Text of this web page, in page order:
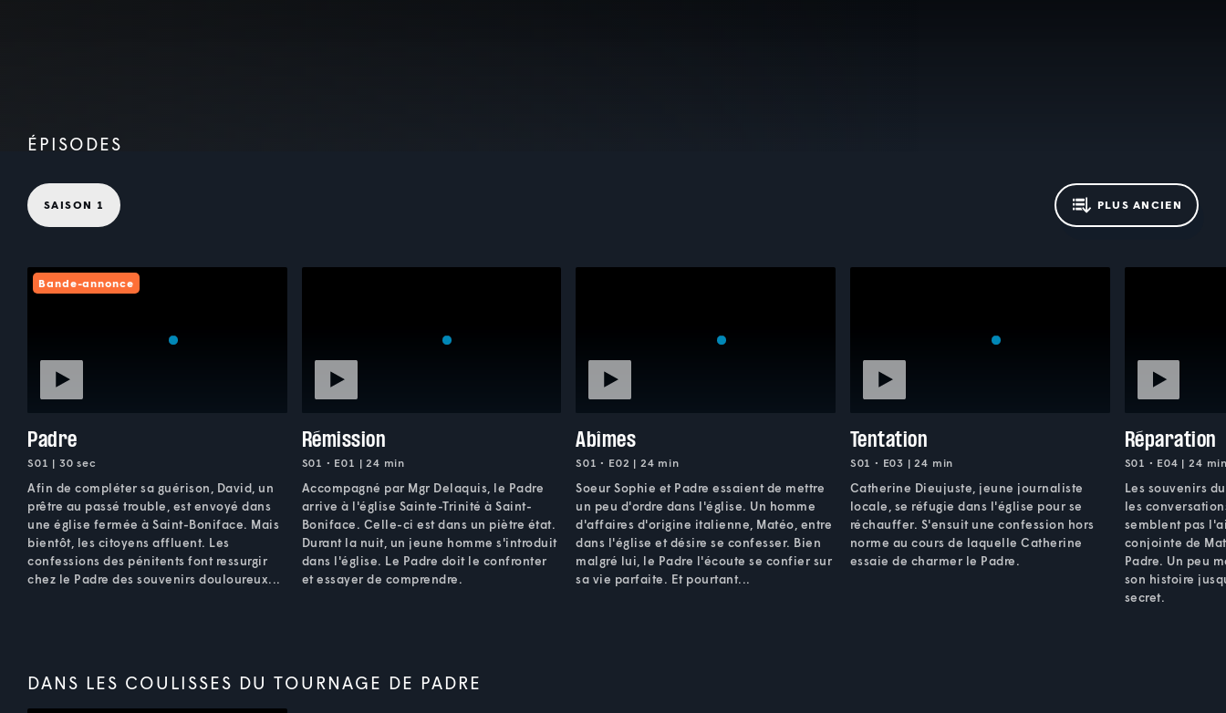
ÉPISODES
SAISON 1 PLUS ANCIEN
Bande-annonce
Padre
S01 | 30 sec
Afin de compléter sa guérison, David, un
prêtre au passé trouble, est envoyé dans
une église fermée à Saint-Boniface. Mais
bientôt, les citoyens affluent. Les
confessions des pénitents font ressurgir
chez le Padre des souvenirs douloureux...
Rémission
S01 • E01 | 24 min
Accompagné par Mgr Delaquis, le Padre
arrive à l'église Sainte-Trinité à Saint-
Boniface. Celle-ci est dans un piètre état.
Durant la nuit, un jeune homme s'introduit
dans l'église. Le Padre doit le confronter
et essayer de comprendre.
Abîmes
S01 • E02 | 24 min
Soeur Sophie et Padre essaient de mettre
un peu d'ordre dans l'église. Un homme
d'affaires d'origine italienne, Matéo, entre
dans l'église et désire se confesser. Bien
malgré lui, le Padre l'écoute se confier sur
sa vie parfaite. Et pourtant...
Tentation
S01 • E03 | 24 min
Catherine Dieujuste, jeune journaliste
locale, se réfugie dans l'église pour se
réchauffer. S'ensuit une confession hors
norme au cours de laquelle Catherine
essaie de charmer le Padre.
Réparation
S01 • E04 | 24
Les souvenirs
les
semblent pas
conjointe de
Padre. Un peu
son histoire
secret.
DANS LES COULISSES DU TOURNAGE DE PADRE